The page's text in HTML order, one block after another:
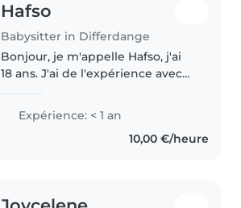
Hafso
Babysitter in Differdange
Bonjour, je m'appelle Hafso, j'ai
18 ans. J'ai de l'expérience avec
sœur de 5 ans dont je me suis
beaucoup occupée, ainsi qu'à un
stage en tant qu'agent..
Expérience: < 1 an
10,00 €/heure